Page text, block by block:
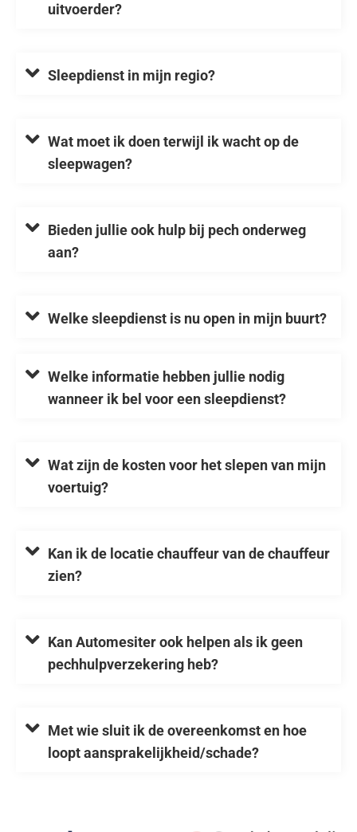
uitvoerder?
Sleepdienst in mijn regio?
Wat moet ik doen terwijl ik wacht op de
sleepwagen?
Bieden jullie ook hulp bij pech onderweg
aan?
Welke sleepdienst is nu open in mijn buurt?
Welke informatie hebben jullie nodig
wanneer ik bel voor een sleepdienst?
Wat zijn de kosten voor het slepen van mijn
voertuig?
Kan ik de locatie chauffeur van de chauffeur
zien?
Kan Automesiter ook helpen als ik geen
pechhulpverzekering heb?
Met wie sluit ik de overeenkomst en hoe
loopt aansprakelijkheid/schade?